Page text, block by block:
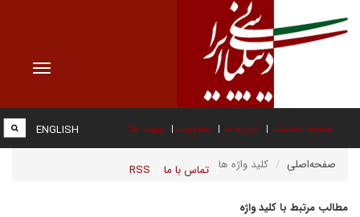
Toggle
صفحه نخست درباره ما عضویت پیوند ها
تماس با ما RSS
ENGLISH
صفحه‌اصلی کلید واژه ها
مطالب مرتبط با کلید واژه